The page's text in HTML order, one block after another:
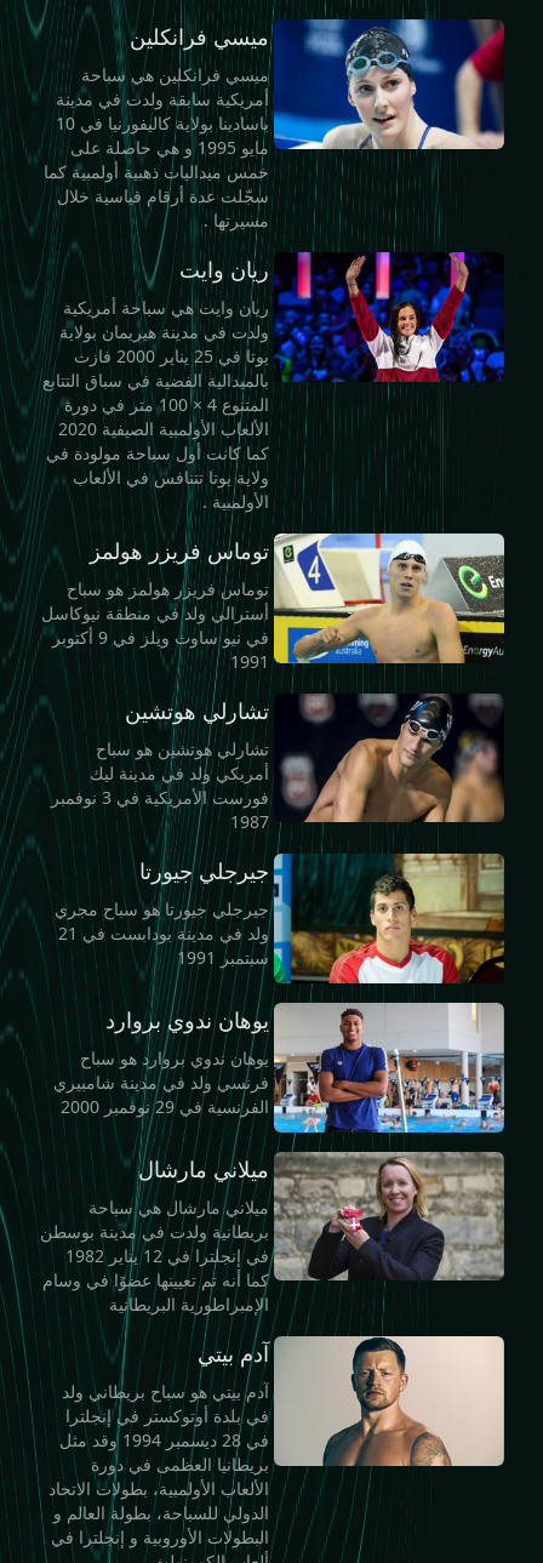
ميسي فرانكلين
ميسي فرانكلين هي سباحة
أمريكية سابقة ولدت في مدينة
باسادينا بولاية كاليفورنيا في 10
مايو 1995 و هي حاصلة على
خمس ميداليات ذهبية أولمبية كما
سجّلت عدة أرقام قياسية خلال
مسيرتها .
ريان وايت
ريان وايت هي سباحة أمريكية
ولدت في مدينة هيريمان بولاية
يوتا في 25 يناير 2000 فازت
بالميدالية الفضية في سباق التتابع
المتنوع 4 × 100 متر في دورة
الألعاب الأولمبية الصيفية 2020
كما كانت أول سباحة مولودة في
ولاية يوتا تتنافس في الألعاب
الأولمبية .
توماس فريزر هولمز
توماس فريزر هولمز هو سباح
أسترالي ولد في منطقة نيوكاسل
في نيو ساوث ويلز في 9 أكتوبر
1991
تشارلي هوتشين
تشارلي هوتشين هو سباح
أمريكي ولد في مدينة ليك
فورست الأمريكية في 3 نوفمبر
1987
جيرجلي جيورتا
جيرجلي جيورتا هو سباح مجري
ولد في مدينة بودابست في 21
سبتمبر 1991
يوهان ندوي بروارد
يوهان ندوي بروارد هو سباح
فرنسي ولد في مدينة شامبيري
الفرنسية في 29 نوفمبر 2000
ميلاني مارشال
ميلاني مارشال هي سباحة
بريطانية ولدت في مدينة بوسطن
في إنجلترا في 12 يناير 1982
كما أنه تم تعيينها عضوًا في وسام
الإمبراطورية البريطانية
آدم بيتي
آدم بيتي هو سباح بريطاني ولد
في بلدة أوتوكستر في إنجلترا
في 28 ديسمبر 1994 وقد مثل
بريطانيا العظمى في دورة
الألعاب الأولمبية، بطولات الاتحاد
الدولي للسباحة، بطولة العالم و
البطولات الأوروبية و إنجلترا في